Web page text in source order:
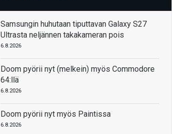
Samsungin huhutaan tiputtavan Galaxy S27
Ultrasta neljännen takakameran pois
6.8.2026
Doom pyörii nyt (melkein) myös Commodore
64:llä
6.8.2026
Doom pyörii nyt myös Paintissa
6.8.2026